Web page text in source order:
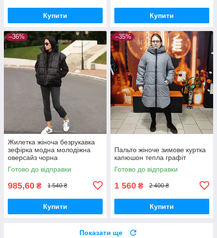
Купити Купити
–36%
Жилетка жіноча безрукавка
зефірка модна молодіжна
оверсайз чорна
Готово до відправки
985,60 ₴ 1 540 ₴
Купити
–35%
Пальто жіноче зимове куртка
капюшон тепла графіт
Готово до відправки
1 560 ₴ 2 400 ₴
Купити
Показати ще